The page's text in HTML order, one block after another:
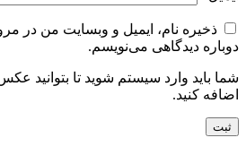
ذخیره نام، ایمیل و وبسایت من در
دوباره دیدگاهی می‌نویسم.
شما باید وارد سیستم شوید تا بتوانید
اضافه کنید.